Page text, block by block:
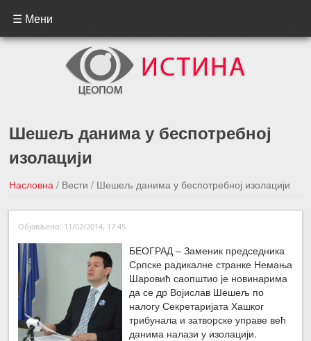
☰ Мени
Шешељ данима у беспотребној
изолацији
Насловна / Вести/ Шешељ данима у беспотребној изолацији
←Претходна вест
Следећа вест →
Објављено: 11/02/2014, 17:45
БЕОГРАД – Заменик председника
Српске радикалне странке Немања
Шаровић саопштио је новинарима
да се др Војислав Шешељ по
налогу Секретаријата Хашког
трибунала и затворске управе већ
данима налази у изолацији.